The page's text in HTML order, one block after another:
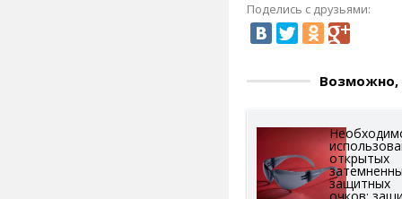
Поделись с друзьями:
Возможно,
открытых
защитных